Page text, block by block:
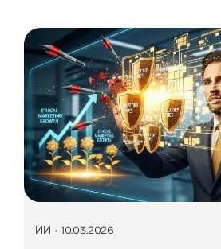
ИИ • 10.03.2026